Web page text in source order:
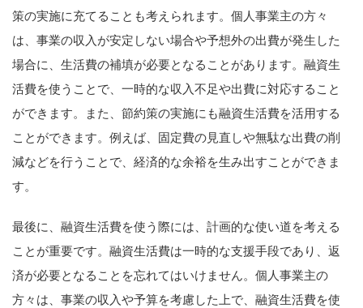
策の実施に充てることも考えられます。個人事業主の方々
は、事業の収入が安定しない場合や予想外の出費が発生した
場合に、生活費の補填が必要となることがあります。融資生
活費を使うことで、一時的な収入不足や出費に対応すること
ができます。また、節約策の実施にも融資生活費を活用する
ことができます。例えば、固定費の見直しや無駄な出費の削
減などを行うことで、経済的な余裕を生み出すことができま
す。
最後に、融資生活費を使う際には、計画的な使い道を考える
ことが重要です。融資生活費は一時的な支援手段であり、返
済が必要となることを忘れてはいけません。個人事業主の
方々は、事業の収入や予算を考慮した上で、融資生活費を使